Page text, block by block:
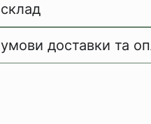
склад
умови доставки та